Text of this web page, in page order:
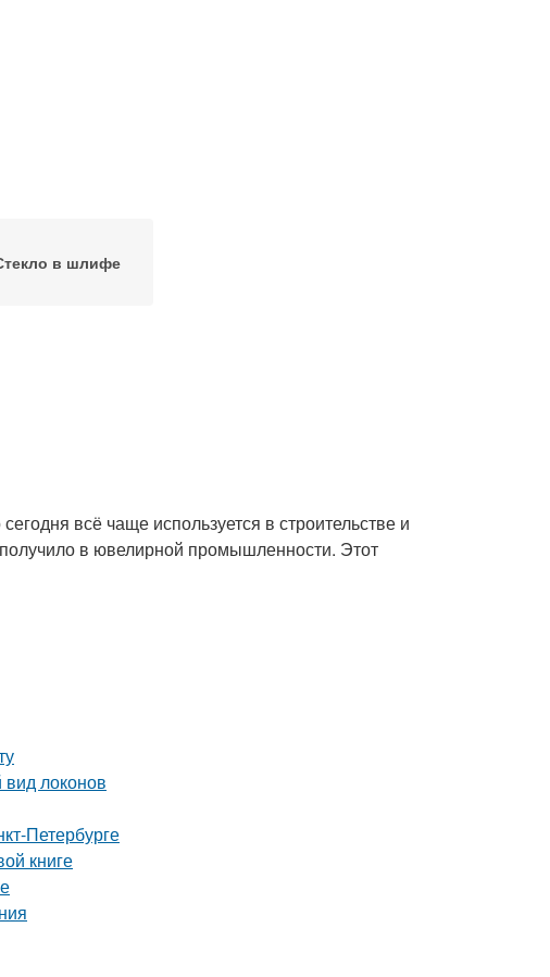
в шлифе
всё чаще используется в строительстве и
в ювелирной промышленности. Этот
локонов
Петербурге
книге